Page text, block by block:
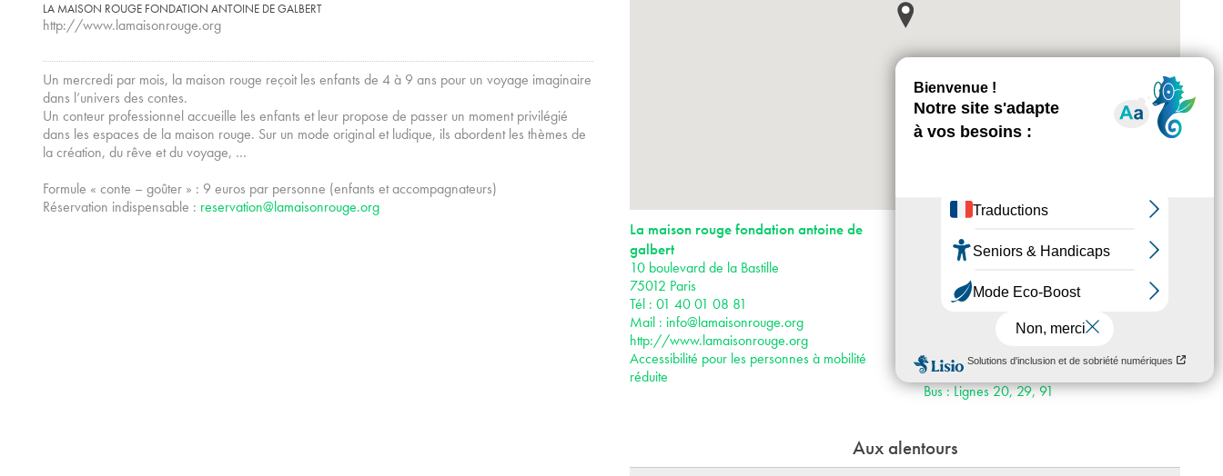
LA MAISON ROUGE FONDATION ANTOINE DE GALBERT
http://www.lamaisonrouge.org
Un mercredi par mois, la maison rouge reçoit les enfants de 4 à 9 ans pour un voyage imaginaire
dans l’univers des contes.
Un conteur professionnel accueille les enfants et leur propose de passer un moment privilégié
dans les espaces de la maison rouge. Sur un mode original et ludique, ils abordent les thèmes de
la création, du rêve et du voyage, …
Formule « conte – goûter » : 9 euros par personne (enfants et accompagnateurs)
Réservation indispensable : reservation@lamaisonrouge.org
La maison rouge fondation antoine de
galbert
10 boulevard de la Bastille
75012 Paris
Tél : 01 40 01 08 81
Mail : info@lamaisonrouge.org
http://www.lamaisonrouge.org
Accessibilité pour les personnes à mobilité
réduite
nocturne le jeudi jusqu’à 21h.
Tarifs : Tarif Plein : 10€, Tarif Réduit : 7€ (13-
18 ans, étudiants, maison des artistes, carte
senior).
Laissez-passer Tarif Plein : 28€, Tarif Réduit :
Métro : Quai de la Rapée ou Bastille (lignes
1, 5, 8). Ou RER A, arrêt Gare de Lyon
Bus : Lignes 20, 29, 91
Aux alentours